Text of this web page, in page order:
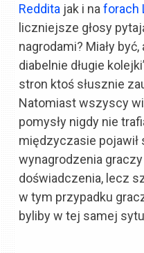
Reddita jak i naforach
liczniejsze głosy
nagrodami? Miały
diabelnie długie
stron ktoś słusznie
Natomiast wszyscy
pomysły nigdy nie
międzyczasie pojawił
wynagrodzenia
doświadczenia, lecz
w tym przypadku
byliby w tej samej